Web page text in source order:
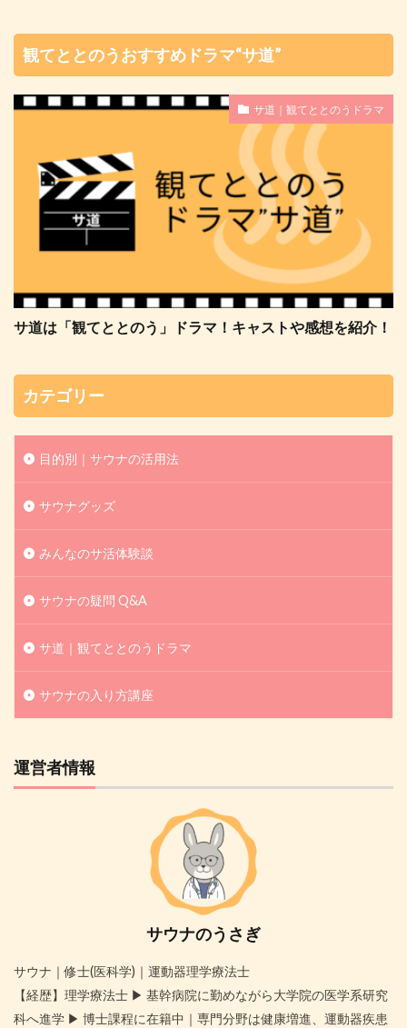
観てととのうおすすめドラマ“サ道”
サ道｜観てととのうドラマ
サ道は「観てととのう」ドラマ！キャストや感想を紹介！
カテゴリー
目的別｜サウナの活用法
サウナグッズ
みんなのサ活体験談
サウナの疑問 Q&A
サ道｜観てととのうドラマ
サウナの入り方講座
運営者情報
サウナのうさぎ
サウナ｜修士(医科学)｜運動器理学療法士
【経歴】理学療法士 ▶︎ 基幹病院に勤めながら大学院の医学系研究
科へ進学 ▶︎ 博士課程に在籍中｜専門分野は健康増進、運動器疾患